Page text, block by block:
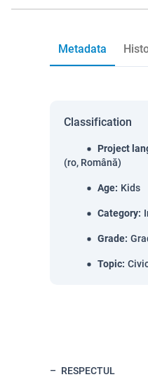
Metadata
Classification
Project
(ro, Română)
Age: Kids
Category:
Grade:
Topic:
RESPECTUL